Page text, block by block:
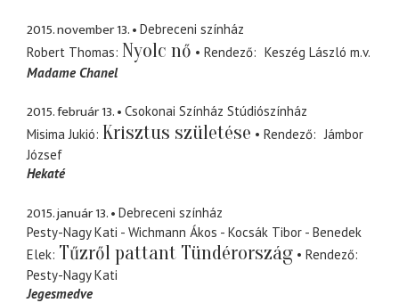
2015. november 13.
Debreceni színház
Robert Thomas Nyolc nő Rendező Keszég László m.v.
Madame Chanel
2015. február 13.
Csokonai Színház Stúdiószínház
Misima Jukió Krisztus születése Rendező
Jámbor
József
Hekaté
2015. január 13.
Debreceni színház
Pesty-Nagy Kati - Wichmann Ákos - Kocsák Tibor - Benedek
Elek Tűzről pattant Tündérország
Rendező
Pesty-Nagy Kati
Jegesmedve